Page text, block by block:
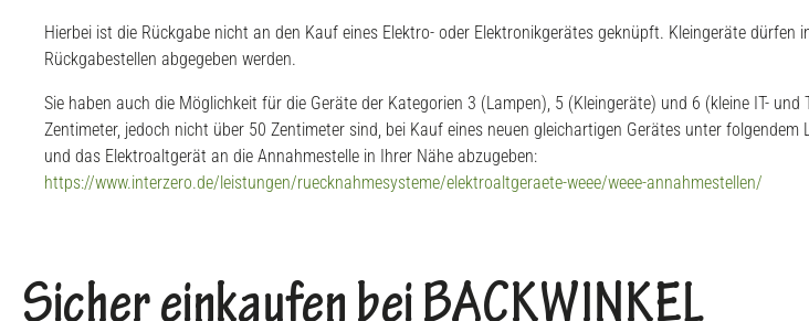
Hierbei ist die Rückgabe nicht an den Kauf eines Elektro- oder Elektronikgerätes geknüpft. Kleingeräte
Rückgabestellen abgegeben werden.
Sie haben auch die Möglichkeit für die Geräte der Kategorien 3 (Lampen), 5 (Kleingeräte) und 6 (kleine IT-
Zentimeter, jedoch nicht über 50 Zentimeter sind, bei Kauf eines neuen gleichartigen Gerätes unter
und das Elektroaltgerät an die Annahmestelle in Ihrer Nähe abzugeben:
https://www.interzero.de/leistungen/ruecknahmesysteme/elektroaltgeraete-weee/weee-annahmestellen/